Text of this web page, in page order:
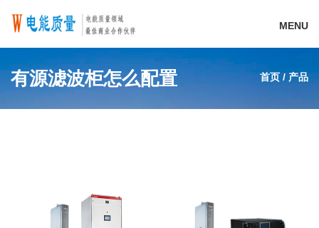
MENU
首页 / 产品
有源滤波柜怎么配置